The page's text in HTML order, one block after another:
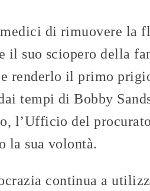
di rimuovere la
suo sciopero della
renderlo il primo
tempi di Bobby
l’Ufficio del
la sua volontà.
continua a